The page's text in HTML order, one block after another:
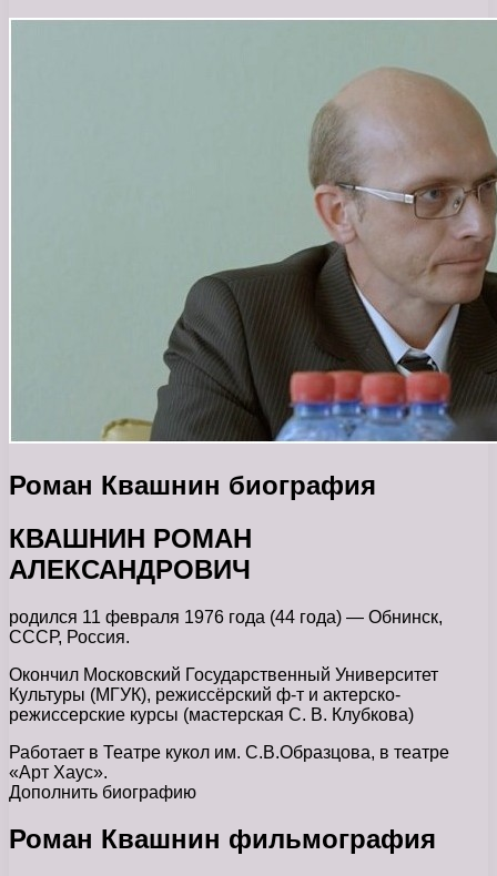
Роман Квашнин биография
КВАШНИН РОМАН
АЛЕКСАНДРОВИЧ
родился 11 февраля 1976 года (44 года) — Обнинск,
СССР, Россия.
Окончил Московский Государственный Университет
Культуры (МГУК), режиссёрский ф-т и актерско-
режиссерские курсы (мастерская С. В. Клубкова)
Работает в Театре кукол им. С.В.Образцова, в театре
«Арт Хаус».
Дополнить биографию
Роман Квашнин фильмография